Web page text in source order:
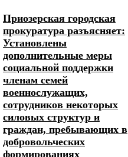
Приозерская городская
прокуратура разъясняет:
Установлены
дополнительные меры
социальной поддержки
членам семей
военнослужащих,
сотрудников некоторых
силовых структур и
граждан, пребывающих в
добровольческих
формированиях